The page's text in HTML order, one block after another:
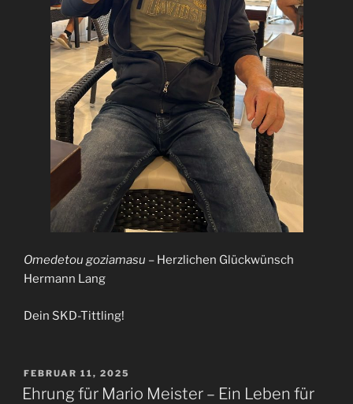
Omedetou goziamasu – Herzlichen Glückwünsch
Hermann Lang
Dein SKD-Tittling!
VERÖFFENTLICHT
AM
FEBRUAR 11, 2025
Ehrung für Mario Meister – Ein Leben für